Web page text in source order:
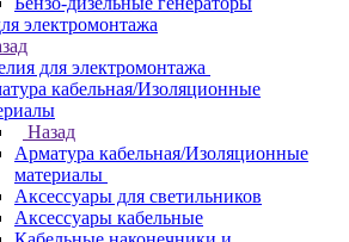
электромонтажа
для электромонтажа
кабельная/Изоляционные
Назад
Арматура кабельная/Изоляционные
материалы
Аксессуары для светильников
Аксессуары кабельные